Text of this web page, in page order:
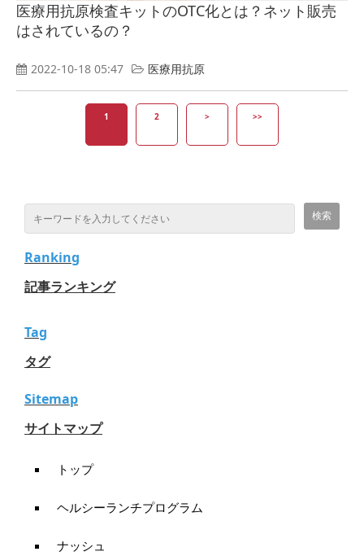
医療用抗原検査キットのOTC化とは？ネット販売
はされているの？
2022-10-18 05:47 医療用抗原
1 2 > >>
Ranking
記事ランキング
Tag
タグ
Sitemap
サイトマップ
トップ
ヘルシーランチプログラム
ナッシュ